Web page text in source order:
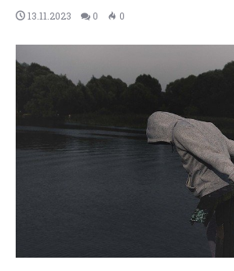
13.11.2023 0 0